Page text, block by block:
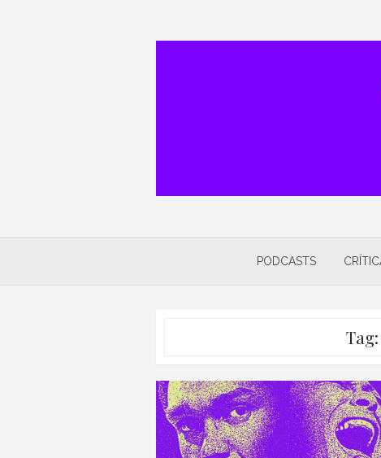
PODCASTS
Tag: